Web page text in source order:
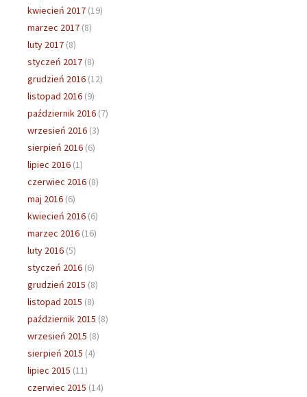
kwiecień 2017 (19)
marzec 2017 (8)
luty 2017 (8)
styczeń 2017 (8)
grudzień 2016 (12)
listopad 2016 (9)
październik 2016 (7)
wrzesień 2016 (3)
sierpień 2016 (6)
lipiec 2016 (1)
czerwiec 2016 (8)
maj 2016 (6)
kwiecień 2016 (6)
marzec 2016 (16)
luty 2016 (5)
styczeń 2016 (6)
grudzień 2015 (8)
listopad 2015 (8)
październik 2015 (8)
wrzesień 2015 (8)
sierpień 2015 (4)
lipiec 2015 (11)
czerwiec 2015 (14)